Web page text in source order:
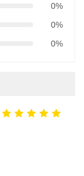
0%
0%
0%